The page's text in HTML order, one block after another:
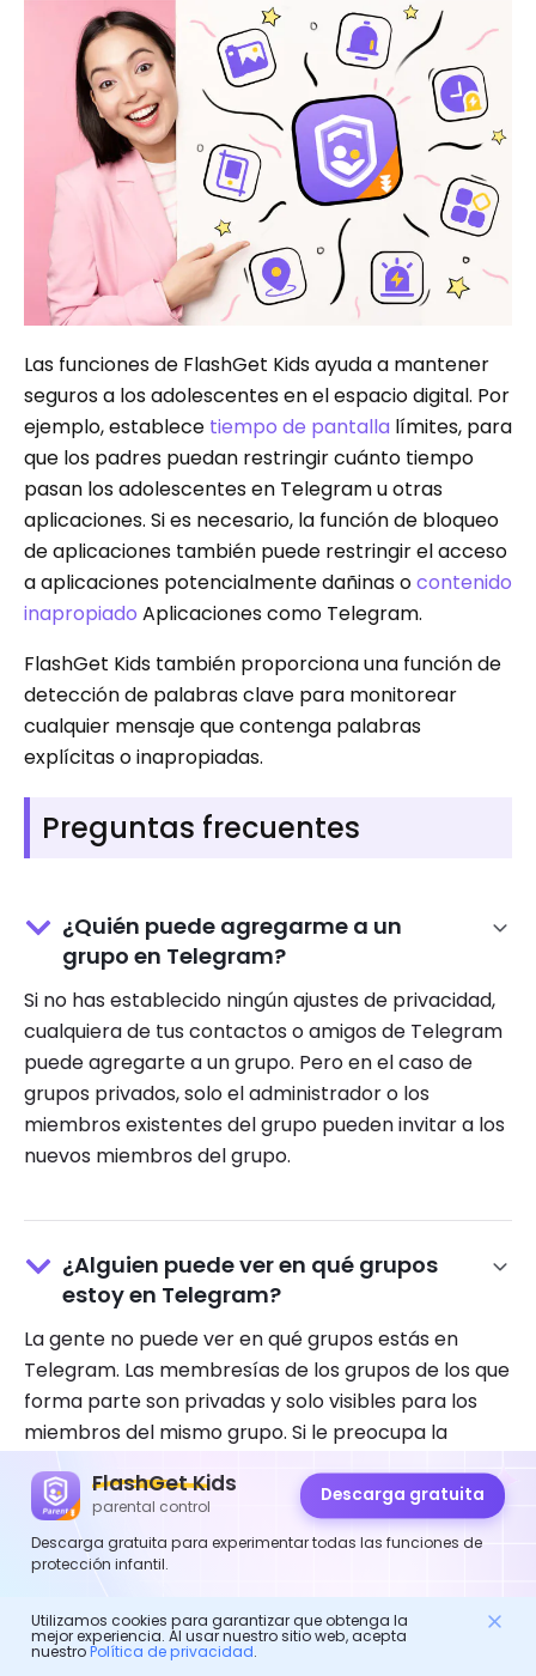
Las funciones de FlashGet Kids ayuda a mantener
seguros a los adolescentes en el espacio digital. Por
ejemplo, establece tiempo de pantalla límites, para
que los padres puedan restringir cuánto tiempo
pasan los adolescentes en Telegram u otras
aplicaciones. Si es necesario, la función de bloqueo
de aplicaciones también puede restringir el acceso
a aplicaciones potencialmente dañinas ocontenido
inapropiado Aplicaciones como Telegram.
FlashGet Kids también proporciona una función de
detección de palabras clave para monitorear
cualquier mensaje que contenga palabras
explícitas o inapropiadas.
Preguntas frecuentes
¿Quién puede agregarme a un
grupo en Telegram?
Si no has establecido ningún ajustes de privacidad,
cualquiera de tus contactos o amigos de Telegram
puede agregarte a un grupo. Pero en el caso de
grupos privados, solo el administrador o los
miembros existentes del grupo pueden invitar a los
nuevos miembros del grupo.
¿Alguien puede ver en qué grupos
estoy en Telegram?
La gente no puede ver en qué grupos estás en
Telegram. Las membresías de los grupos de los que
forma parte son privadas y solo visibles para los
miembros del mismo grupo. Si le preocupa la
de haber configurado la visibilidad de tu perfil.
Roblox vs Minecraft: ¿Cuál es mejor para los niños?
FlashGet Kids
parental control
Descarga gratuita
Descarga gratuita para experimentar todas las funciones de
protección infantil.
Utilizamos cookies para garantizar que obtenga la
mejor experiencia. Al usar nuestro sitio web, acepta
nuestroPolítica de privacidad.